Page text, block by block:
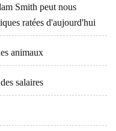
Smith peut nous
ratées d'aujourd'hui
animaux
salaires